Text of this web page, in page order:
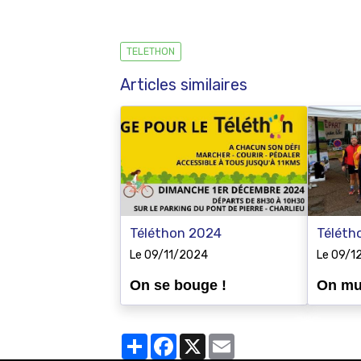
TELETHON
Articles similaires
Téléthon 2024
Le 09/11/2024
On se bouge !
Le 09/
On
PartagerFacebook
X